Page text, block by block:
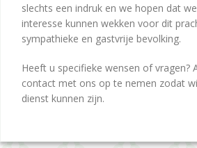
slechts een indruk en we hopen dat
interesse kunnen wekken voor dit
sympathieke en gastvrije bevolking.
Heeft u specifieke wensen of vragen?
contact met ons op te nemen zodat
dienst kunnen zijn.